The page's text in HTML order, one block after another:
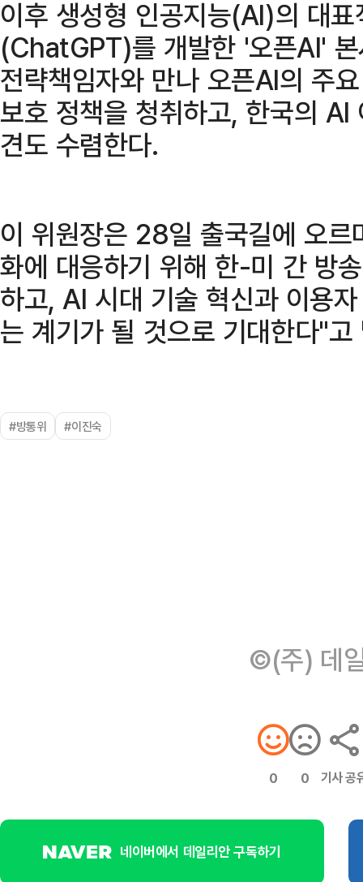
이후 생성형 인공지능(AI)의 대
(ChatGPT)를 개발한 '오픈AI'
전략책임자와 만나 오픈AI의 주
보호 정책을 청취하고, 한국의
견도 수렴한다.
이 위원장은 28일 출국길에 오
화에 대응하기 위해 한-미 간 방
하고, AI 시대 기술 혁신과 이용
는 계기가 될 것으로 기대한다"고
#방통위 #이진숙
©(주) 데
0 0 기사 공
네이버에서 데일리안 구독하기